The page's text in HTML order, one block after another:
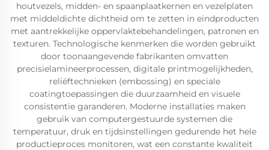
houtvezels, midden- en spaanplaatkernen en vezelplaten
met middeldichte dichtheid om te zetten in eindproducten
met aantrekkelijke oppervlaktebehandelingen, patronen en
texturen. Technologische kenmerken die worden gebruikt
door toonaangevende fabrikanten omvatten
precisielamineerprocessen, digitale printmogelijkheden,
reliëftechnieken (embossing) en speciale
coatingtoepassingen die duurzaamheid en visuele
consistentie garanderen. Moderne installaties maken
gebruik van computergestuurde systemen die
temperatuur, druk en tijdsinstellingen gedurende het hele
productieproces monitoren, wat een constante kwaliteit